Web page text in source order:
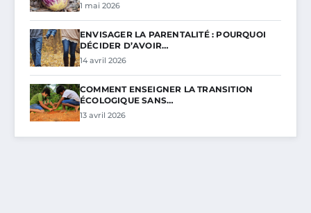
1 mai 2026
ENVISAGER LA PARENTALITÉ : POURQUOI
DÉCIDER D’AVOIR…
14 avril 2026
COMMENT ENSEIGNER LA TRANSITION
ÉCOLOGIQUE SANS…
13 avril 2026